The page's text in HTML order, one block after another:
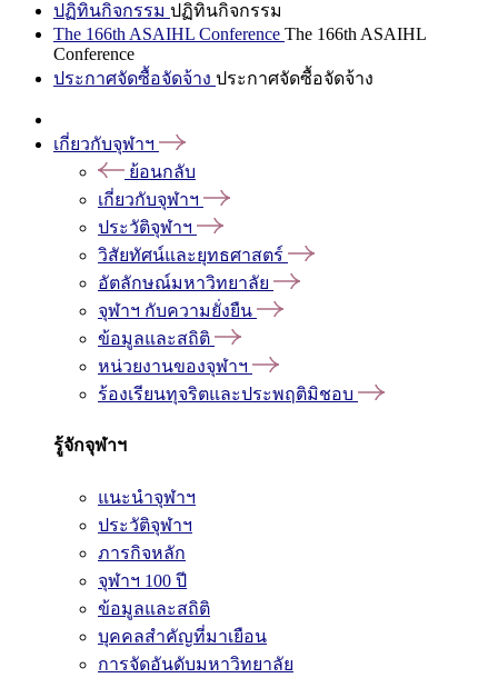
ปฏิทินกิจกรรม ปฏิทินกิจกรรม
The 166th ASAIHL Conference The 166th ASAIHL
Conference
ประกาศจัดซื้อจัดจ้าง ประกาศจัดซื้อจัดจ้าง
เกี่ยวกับจุฬาฯ
ย้อนกลับ
เกี่ยวกับจุฬาฯ
ประวัติจุฬาฯ
วิสัยทัศน์และยุทธศาสตร์
อัตลักษณ์มหาวิทยาลัย
จุฬาฯ กับความยั่งยืน
ข้อมูลและสถิติ
หน่วยงานของจุฬาฯ
ร้องเรียนทุจริตและประพฤติมิชอบ
รู้จักจุฬาฯ
แนะนำจุฬาฯ
ประวัติจุฬาฯ
ภารกิจหลัก
จุฬาฯ 100 ปี
ข้อมูลและสถิติ
บุคคลสำคัญที่มาเยือน
การจัดอันดับมหาวิทยาลัย